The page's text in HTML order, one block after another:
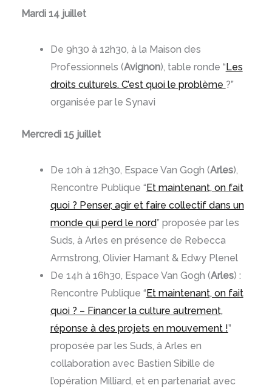
Mardi 14 juillet
De 9h30 à 12h30, à la Maison des
Professionnels (Avignon), table ronde “ Les
droits culturels. C’est quoi le problème ?”
organisée par le Synavi
Mercredi 15 juillet
De 10h à 12h30, Espace Van Gogh (Arles),
Rencontre Publique “ Et maintenant, on fait
quoi ? Penser, agir et faire collectif dans un
monde qui perd le nord” proposée par les
Suds, à Arles en présence de Rebecca
Armstrong, Olivier Hamant & Edwy Plenel
De 14h à 16h30, Espace Van Gogh (Arles) :
Rencontre Publique “ Et maintenant, on fait
quoi ? – Financer la culture autrement,
réponse à des projets en mouvement !”
proposée par les Suds, à Arles en
collaboration avec Bastien Sibille de
l’opération Milliard, et en partenariat avec